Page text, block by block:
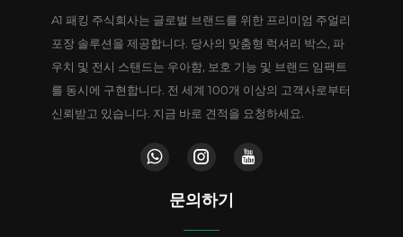
A1 패킹 주식회사는 글로벌 브랜드를 위한 프리미엄 주얼리
포장 솔루션을 제공합니다. 당사의 맞춤형 럭셔리 박스, 파
우치 및 전시 스탠드는 우아함, 보호 기능 및 브랜드 임팩트
를 동시에 구현합니다. 전 세계 100개 이상의 고객사로부터
신뢰받고 있습니다. 지금 바로 견적을 요청하세요.
문의하기